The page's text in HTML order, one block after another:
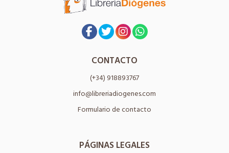
CONTACTO
(+34) 918893767
info@libreriadiogenes.com
Formulario de contacto
PÁGINAS LEGALES